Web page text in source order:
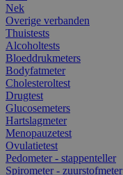
Nek
Overige verbanden
Thuistests
Alcoholtests
Bloeddrukmeters
Bodyfatmeter
Cholesteroltest
Drugtest
Glucosemeters
Hartslagmeter
Menopauzetest
Ovulatietest
Pedometer - stappenteller
Spirometer - zuurstofmeter